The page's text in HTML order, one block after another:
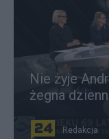
Nie żyje
żegna
Redakcja